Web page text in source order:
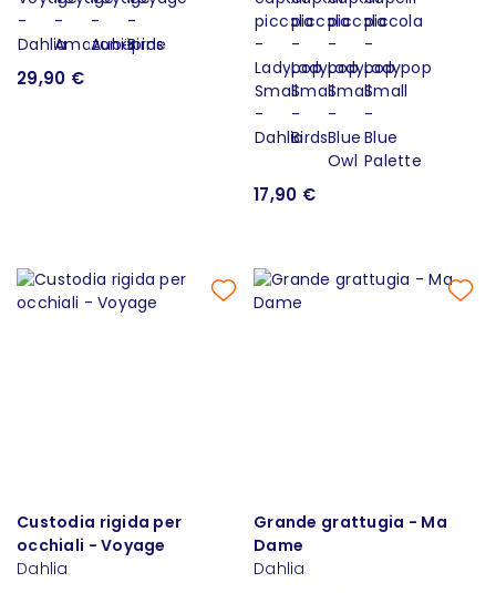
29,90 €
17,90 €
Custodia rigida per
occhiali - Voyage
Dahlia
Grande grattugia - Ma
Dame
Dahlia